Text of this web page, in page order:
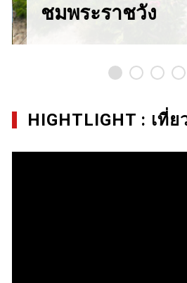
ชมพระราชวัง
HIGHTLIGHT : เที่